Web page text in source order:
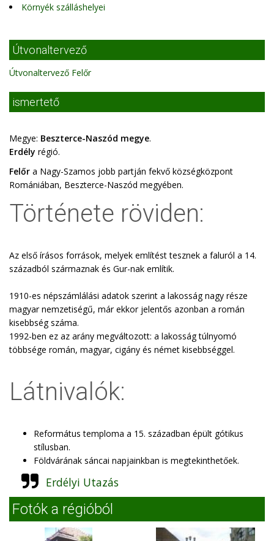
Környék szálláshelyei
Útvonaltervező
Útvonaltervező Felőr
ismertető
Megye: Beszterce-Naszód megye.
Erdély régió.
Felőr a Nagy-Szamos jobb partján fekvő községközpont
Romániában, Beszterce-Naszód megyében.
Története röviden:
Az első írásos források, melyek említést tesznek a faluról a 14.
századból származnak és Gur-nak említik.
1910-es népszámlálási adatok szerint a lakosság nagy része
magyar nemzetiségű, már ekkor jelentős azonban a román
kisebbség száma.
1992-ben ez az arány megváltozott: a lakosság túlnyomó
többsége román, magyar, cigány és német kisebbséggel.
Látnivalók:
Református temploma a 15. században épült gótikus
stílusban.
Földvárának sáncai napjainkban is megtekinthetőek.
Erdélyi Utazás
Fotók a régióból